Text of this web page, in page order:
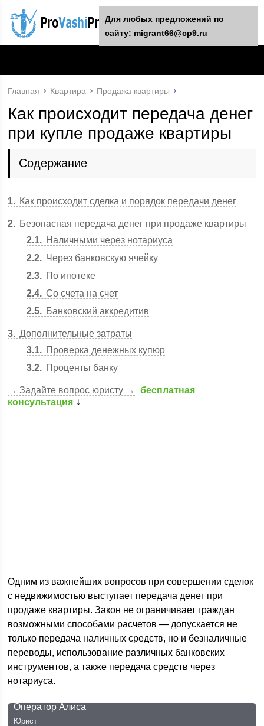
Главная Квартира Продажа квартиры
Как происходит передача денег
при купле продаже квартиры
Содержание
1 Как происходит сделка и порядок передачи денег
2
Безопасная передача денег при продаже квартиры
2.1
Наличными через нотариуса
2.2
Через банковскую ячейку
2.3
По ипотеке
2.4
Со счета на счет
2.5
Банковский аккредитив
3
Дополнительные затраты
3.1
Проверка денежных купюр
3.2
Проценты банку
→ Задайте вопрос юристу →
бесплатная
консультация ↓
Одним из важнейших вопросов при совершении сделок
с недвижимостью выступает передача денег при
продаже квартиры. Закон не ограничивает граждан
возможными способами расчетов — допускается не
только передача наличных средств, но и безналичные
переводы, использование различных банковских
инструментов, а также передача средств через
нотариуса.
Оператор Алиса
Юрист
Для любых предложений по
сайту: migrant66@cp9.ru